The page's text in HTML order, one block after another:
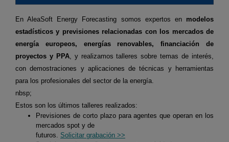
En AleaSoft Energy Forecasting somos expertos en modelos
estadísticos y previsiones relacionadas con los mercados de
energía europeos, energías renovables, financiación de
proyectos y PPA, y realizamos talleres sobre temas de interés,
con demostraciones y aplicaciones de técnicas y herramientas
para los profesionales del sector de la energía.
nbsp;
Estos son los últimos talleres realizados:
Previsiones de corto plazo para agentes que operan en los
mercados spot y de
futuros. Solicitar grabación >>